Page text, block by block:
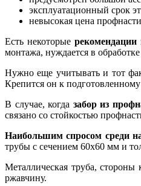
эксплуатационный срок
невысокая цена
Есть некоторые рекомендации
монтажа, нуждается в
Нужно еще учитывать и тот
Крепится он к
В случае, когда забор из
связано со стойкостью
Наибольшим спросом среди
трубы с сечением 60х60 мм и
Металлическая труба,
ржавчину.